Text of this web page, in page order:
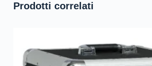
Prodotti correlati